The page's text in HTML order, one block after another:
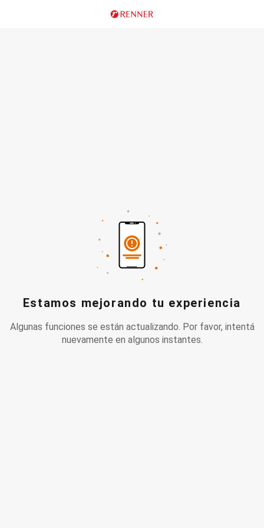
Estamos mejorando tu experiencia
Algunas funciones se están actualizando. Por favor, intentá
nuevamente en algunos instantes.